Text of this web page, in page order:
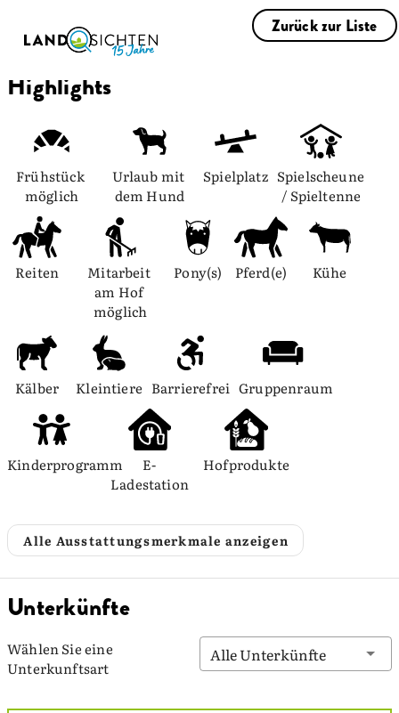
Zurück zur Liste
Highlights
Frühstück
möglich
Urlaub mit
dem Hund
Spielplatz Spielscheune
/ Spieltenne
Reiten
Mitarbeit
am Hof
möglich
Pony(s) Pferd(e) Kühe
Kälber Kleintiere Barrierefrei Gruppenraum
Kinderprogramm
E-
Ladestation
Hofprodukte
Alle Ausstattungsmerkmale anzeigen
Unterkünfte
Wählen Sie eine
Unterkunftsart
Alle Unterkünfte